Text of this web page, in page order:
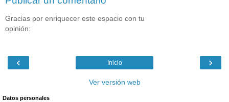
Gracias por enriquecer este espacio con tu
opinión:
‹ ›
Inicio
Ver versión web
Datos personales